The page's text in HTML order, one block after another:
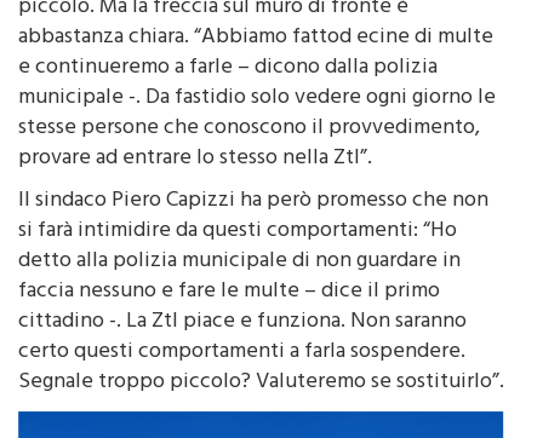
che si trova sulla destra di via Dante è un po’ più
piccolo. Ma la freccia sul muro di fronte è
abbastanza chiara. “Abbiamo fattod ecine di multe
e continueremo a farle – dicono dalla polizia
municipale -. Da fastidio solo vedere ogni giorno le
stesse persone che conoscono il provvedimento,
provare ad entrare lo stesso nella Ztl”.
Il sindaco Piero Capizzi ha però promesso che non
si farà intimidire da questi comportamenti: “Ho
detto alla polizia municipale di non guardare in
faccia nessuno e fare le multe – dice il primo
cittadino -. La Ztl piace e funziona. Non saranno
certo questi comportamenti a farla sospendere.
Segnale troppo piccolo? Valuteremo se sostituirlo”.